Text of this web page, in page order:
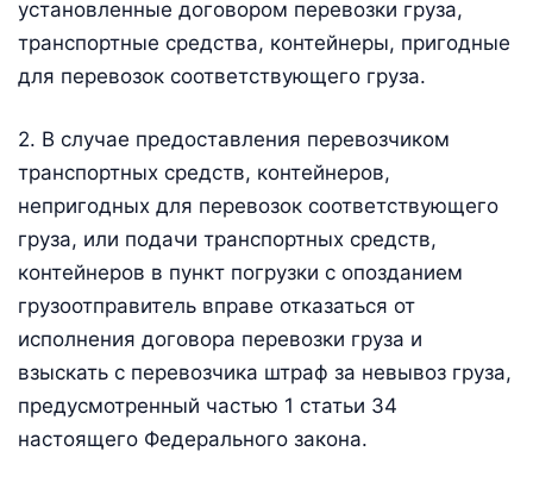
установленные договором перевозки груза,
транспортные средства, контейнеры, пригодные
для перевозок соответствующего груза.
2. В случае предоставления перевозчиком
транспортных средств, контейнеров,
непригодных для перевозок соответствующего
груза, или подачи транспортных средств,
контейнеров в пункт погрузки с опозданием
грузоотправитель вправе отказаться от
исполнения договора перевозки груза и
взыскать с перевозчика штраф за невывоз груза,
предусмотренный частью 1 статьи 34
настоящего Федерального закона.